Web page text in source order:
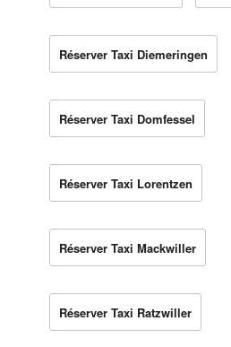
Réserver Taxi Diemeringen
Réserver Taxi Domfessel
Réserver Taxi Lorentzen
Réserver Taxi Mackwiller
Réserver Taxi Ratzwiller